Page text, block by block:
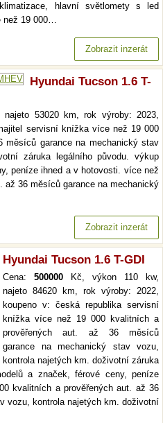
hlavní světlomety s led
než 19 000…
Zobrazit inzerát
Hyundai Tucson 1.6 T-
53020 km, rok výroby: 2023,
servisní knížka více než 19 000
měsíců garance na mechanický stav
záruka legálního původu. výkup
peníze ihned a v hotovosti. více než
až 36 měsíců garance na mechanický
Zobrazit inzerát
Hyundai Tucson 1.6 T-GDI
Cena: 500000 Kč, výkon 110 kw,
najeto 84620 km, rok výroby: 2022,
koupeno v: česká republika servisní
knížka více než 19 000 kvalitních a
prověřených aut. až 36 měsíců
garance na mechanický stav vozu,
kontrola najetých km. doživotní záruka
a značek, férové ceny, peníze
kvalitních a prověřených aut. až 36
vozu, kontrola najetých km. doživotní